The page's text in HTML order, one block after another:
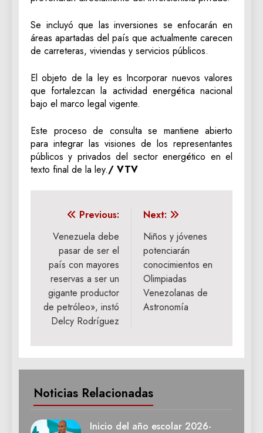
Se incluyó que las inversiones se enfocarán en
áreas apartadas del país que actualmente carecen
de carreteras, viviendas y servicios públicos.
El objeto de la ley es Incorporar nuevos valores
que fortalezcan la actividad energética nacional
bajo el marco legal vigente.
Este proceso de consulta se mantiene abierto
para integrar las visiones de los representantes
públicos y privados del sector energético en el
texto final de la ley./ VTV
Navegación
de
entradas
Previous:
Venezuela debe
pasar de ser el
país con mayores
reservas a ser un
gigante productor
de petróleo», instó
Delcy Rodríguez
Next:
Niños y jóvenes
potenciarán
conocimientos en
Olimpiadas
Venezolanas de
Astronomía
Noticias Relacionadas
Inicio del año escolar 2026-